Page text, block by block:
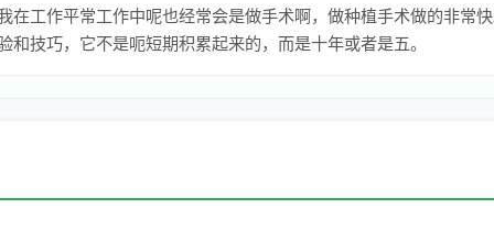
在工作平常工作中呢也经常会是做手术啊，做种植手术做的非常
技巧，它不是呃短期积累起来的，而是十年或者是五。